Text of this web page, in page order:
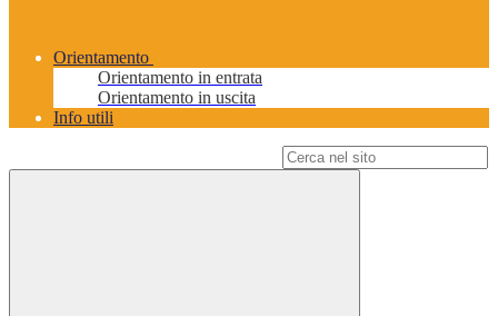
Orientamento
Orientamento in entrata
Orientamento in uscita
Info utili